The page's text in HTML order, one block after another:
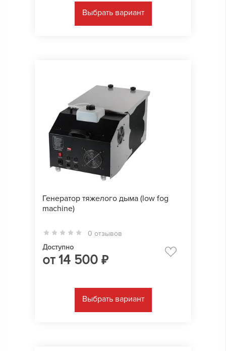
Выбрать вариант
Генератор тяжелого дыма (low fog
machine)
0 отзывов
Доступно
от14 500 ₽
Выбрать вариант